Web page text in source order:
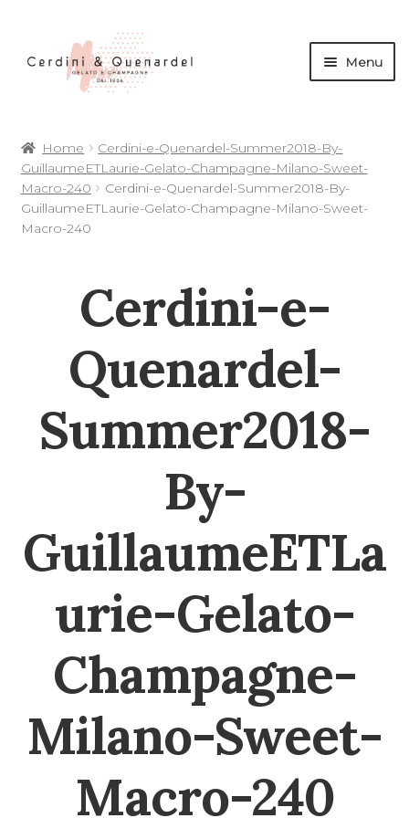
Menu
Home
Cerdini-e-Quenardel-Summer2018-By-
GuillaumeETLaurie-Gelato-Champagne-Milano-Sweet-
Macro-240
Cerdini-e-Quenardel-Summer2018-By-
GuillaumeETLaurie-Gelato-Champagne-Milano-Sweet-
Macro-240
Cerdini-e-
Quenardel-
Summer2018-
By-
GuillaumeETLa
urie-Gelato-
Champagne-
Milano-Sweet-
Macro-240